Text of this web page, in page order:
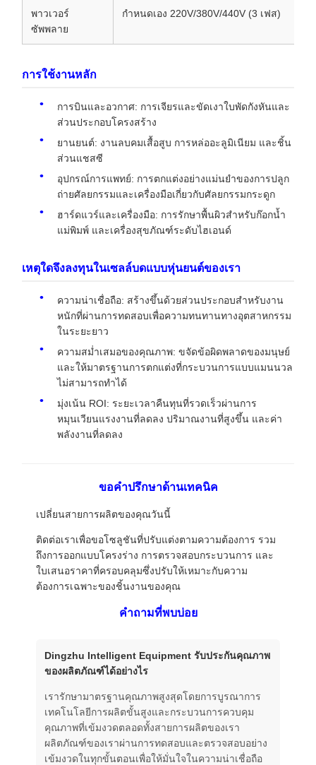
พาวเวอร์
ซัพพลาย
กำหนดเอง 220V/380V/440V (3 เฟส)
การใช้งานหลัก
การบินและอวกาศ: การเจียรและขัดเงาใบพัดกังหันและ
ส่วนประกอบโครงสร้าง
ยานยนต์: งานลบคมเสื้อสูบ การหล่ออะลูมิเนียม และชิ้น
ส่วนแชสซี
อุปกรณ์การแพทย์: การตกแต่งอย่างแม่นยำของการปลูก
ถ่ายศัลยกรรมและเครื่องมือเกี่ยวกับศัลยกรรมกระดูก
ฮาร์ดแวร์และเครื่องมือ: การรักษาพื้นผิวสำหรับก๊อกน้ำ
แม่พิมพ์ และเครื่องสุขภัณฑ์ระดับไฮเอนด์
เหตุใดจึงลงทุนในเซลล์บดแบบหุ่นยนต์ของเรา
ความน่าเชื่อถือ: สร้างขึ้นด้วยส่วนประกอบสำหรับงาน
หนักที่ผ่านการทดสอบเพื่อความทนทานทางอุตสาหกรรม
ในระยะยาว
ความสม่ำเสมอของคุณภาพ: ขจัดข้อผิดพลาดของมนุษย์
และให้มาตรฐานการตกแต่งที่กระบวนการแบบแมนนวล
ไม่สามารถทำได้
มุ่งเน้น ROI: ระยะเวลาคืนทุนที่รวดเร็วผ่านการ
หมุนเวียนแรงงานที่ลดลง ปริมาณงานที่สูงขึ้น และค่า
พลังงานที่ลดลง
ขอคำปรึกษาด้านเทคนิค
เปลี่ยนสายการผลิตของคุณวันนี้
ติดต่อเราเพื่อขอโซลูชันที่ปรับแต่งตามความต้องการ รวม
ถึงการออกแบบโครงร่าง การตรวจสอบกระบวนการ และ
ใบเสนอราคาที่ครอบคลุมซึ่งปรับให้เหมาะกับความ
ต้องการเฉพาะของชิ้นงานของคุณ
คำถามที่พบบ่อย
Dingzhu Intelligent Equipment รับประกันคุณภาพ
ของผลิตภัณฑ์ได้อย่างไร
เรารักษามาตรฐานคุณภาพสูงสุดโดยการบูรณาการ
เทคโนโลยีการผลิตขั้นสูงและกระบวนการควบคุม
คุณภาพที่เข้มงวดตลอดทั้งสายการผลิตของเรา
ผลิตภัณฑ์ของเราผ่านการทดสอบและตรวจสอบอย่าง
เข้มงวดในทุกขั้นตอนเพื่อให้มั่นใจในความน่าเชื่อถือ